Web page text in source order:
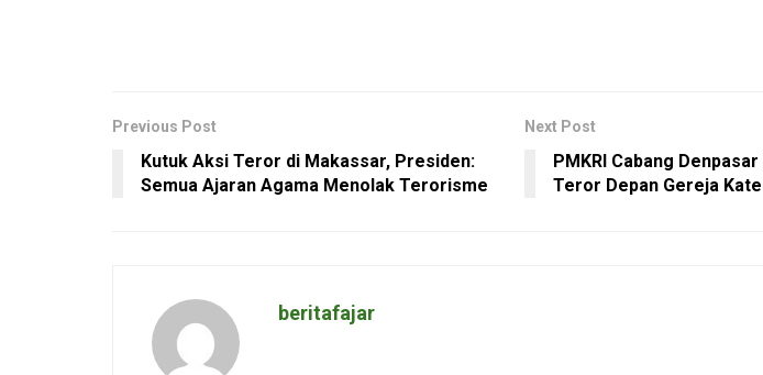
Previous Post
Kutuk Aksi Teror di Makassar, Presiden:
Semua Ajaran Agama Menolak Terorisme
Next Post
PMKRI Cabang
Teror Depan Gereja
beritafajar